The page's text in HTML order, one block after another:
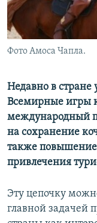
Фото Амоса Чапла.
Недавно в
Всемирные игры
международный
на сохранение
также повышение
привлечения
Эту цепочку
главной задачей